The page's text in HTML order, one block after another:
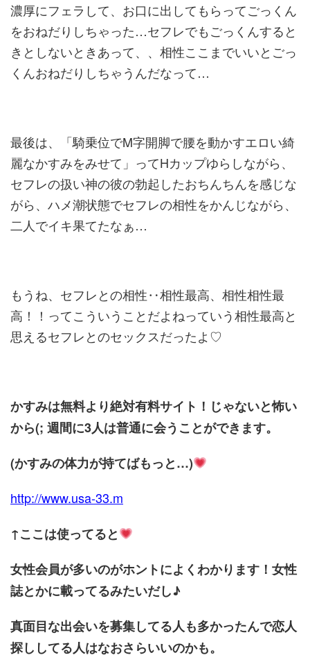
濃厚にフェラして、お口に出してもらってごっ くん
をおねだりしちゃった…セフレでもごっくんすると
きとしないときあって、、相性ここまでいいとごっ
くんおねだりしちゃうんだなって…
最後は、「騎乗位でM字開脚で腰を動かすエロい綺
麗なかすみをみせて」ってHカップゆらしながら、
セフレの扱い神の彼の勃起したおちんちんを感じな
がら、ハメ潮状態でセフレの相性をかんじながら、
二人でイキ果てたなぁ…
もうね、セフレとの相性‥相性最高、相性相性最
高！！ってこういうことだよねっていう相性最高と
思えるセフレとのセックスだったよ♡
かすみは無料より絶対有料サイト！じゃないと怖い
から(; 週間に3人は普通に会うことができます。
(かすみの体力が持てばもっと…)
http://www.usa-33.m
↑ここは使ってると
女性会員が多いのがホントによくわかります！女性
誌とかに載ってるみたいだし♪
真面目な出会いを募集してる人も多かったんで恋人
探ししてる人はなおさらいいのかも。